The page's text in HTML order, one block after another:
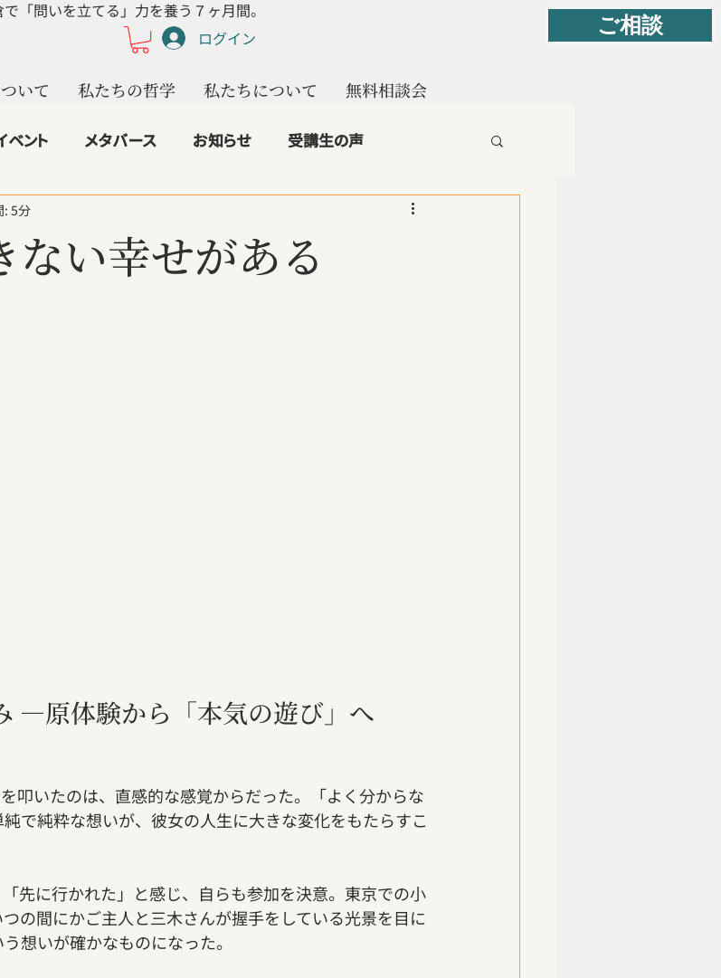
ご相談
「問いを立てる」力を養う７ヶ月間。
ログイン
いて 私たちの哲学 私たちについて 無料相談会
ベント メタバース お知らせ 受講生の声
4.岐路に立つプロ
ない幸せがある
: 5分
—原体験から「本気の遊び」へ
叩いたのは、直感的な感覚からだった。「よく分からな
で純粋な想いが、彼女の人生に大きな変化をもたらすこ
先に行かれた」と感じ、自らも参加を決意。東京での小
の間にかご主人と三木さんが握手をしている光景を目に
想いが確かなものになった。